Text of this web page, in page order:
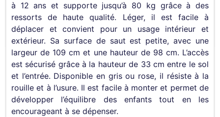
à 12 ans et supporte jusqu’à 80 kg grâce à des
ressorts de haute qualité. Léger, il est facile à
déplacer et convient pour un usage intérieur et
extérieur. Sa surface de saut est petite, avec une
largeur de 109 cm et une hauteur de 98 cm. L’accès
est sécurisé grâce à la hauteur de 33 cm entre le sol
et l’entrée. Disponible en gris ou rose, il résiste à la
rouille et à l’usure. Il est facile à monter et permet de
développer l’équilibre des enfants tout en les
encourageant à se dépenser.